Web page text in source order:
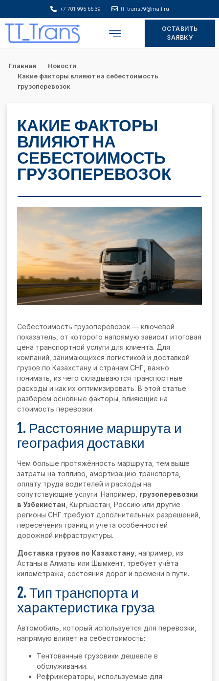
+7 701 995 66 39 tt_trans79@mail.ru
ОСТАВИТЬ
ЗАЯВКУ
Главная
Новости
Какие факторы влияют на себестоимость
грузоперевозок
КАКИЕ ФАКТОРЫ
ВЛИЯЮТ НА
СЕБЕСТОИМОСТЬ
ГРУЗОПЕРЕВОЗОК
Себестоимость грузоперевозок — ключевой
показатель, от которого напрямую зависит итоговая
цена транспортной услуги для клиента. Для
компаний, занимающихся логистикой и доставкой
грузов по Казахстану и странам СНГ, важно
понимать, из чего складываются транспортные
расходы и как их оптимизировать. В этой статье
разберем основные факторы, влияющие на
стоимость перевозки.
1. Расстояние маршрута и
география доставки
Чем больше протяжённость маршрута, тем выше
затраты на топливо, амортизацию транспорта,
оплату труда водителей и расходы на
сопутствующие услуги. Например, грузоперевозки
в Узбекистан , Кыргызстан, Россию или другие
регионы СНГ требуют дополнительных разрешений,
пересечения границ и учета особенностей
дорожной инфраструктуры.
Доставка грузов по Казахстану , например, из
Астаны в Алматы или Шымкент, требует учёта
километража, состояния дорог и времени в пути.
2. Тип транспорта и
характеристика груза
Автомобиль, который используется для перевозки,
напрямую влияет на себестоимость:
Тентованные грузовики дешевле в
обслуживании.
Рефрижераторы, используемые для